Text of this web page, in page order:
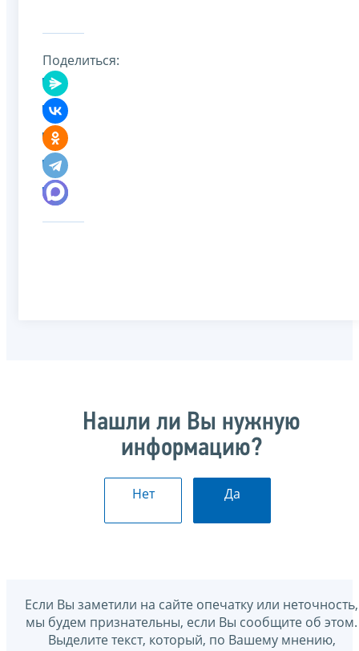
Поделиться:
Нашли ли Вы нужную
информацию?
Нет Да
Если Вы заметили на сайте опечатку или неточность,
мы будем признательны, если Вы сообщите об этом.
Выделите текст, который, по Вашему мнению,